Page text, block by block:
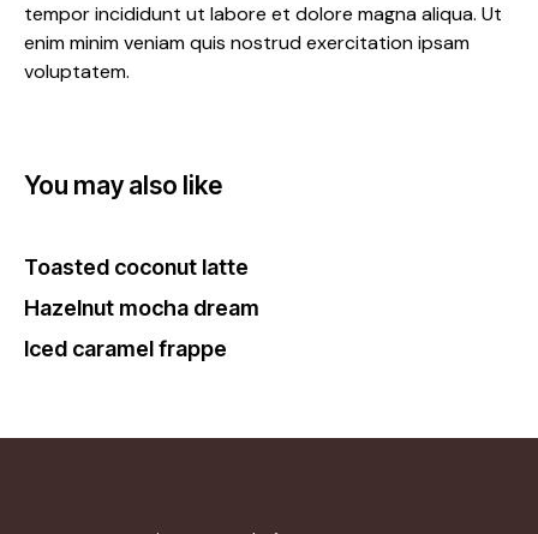
tempor incididunt ut labore et dolore magna aliqua. Ut
enim minim veniam quis nostrud exercitation ipsam
voluptatem.
You may also like
Toasted coconut latte
Hazelnut mocha dream
Iced caramel frappe